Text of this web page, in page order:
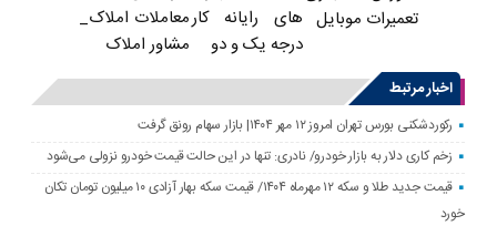
تعمیرات موبایل های رایانه کار
درجه یک و دو
معاملات املاک_
مشاور املاک
اخبار مرتبط
رکوردشکنی بورس تهران امروز ۱۲ مهر ۱۴۰۴| بازار سهام رونق گرفت
زخم کاری دلار به بازار خودرو/ نادری: تنها در این حالت قیمت خودرو نزولی می‌شود
قیمت جدید طلا و سکه ۱۲ مهرماه ۱۴۰۴/ قیمت سکه بهار آزادی ۱۰ میلیون تومان تکان
خورد